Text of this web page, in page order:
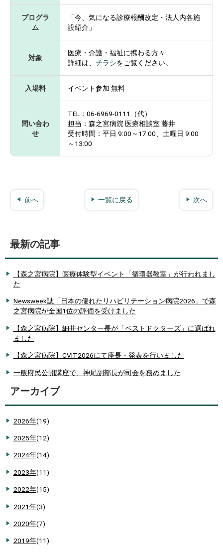
プログラ
ム
「今、気になる診療報酬改定・法人内各施
設紹介」
対象
医療・介護・福祉に携わる方々
詳細は、 チラシをご覧ください。
入場料 イベント参加 無料
問い合わ
せ
TEL：06-6969-0111（代）
担当：森之宮病院 医療相談室 藤井
受付時間：平日 9:00～17:00、土曜日 9:00
～13:00
前へ 一覧に戻る 次へ
最新の記事
【森之宮病院】医療体験型イベント「循環器教室」が行われまし
た
Newsweek誌「日本の優れたリハビリテーション病院2026」で森
之宮病院が全国1位の評価を受けました
【森之宮病院】細井センター長が「ベストドクターズ」に選ばれ
ました
【森之宮病院】CVIT2026にて座長・発表を行いました
一般府民公開講座で、神尾副部長が司会を務めました
アーカイブ
2026年(19)
2025年(12)
2024年(14)
2023年(11)
2022年(15)
2021年(3)
2020年(7)
2019年(11)